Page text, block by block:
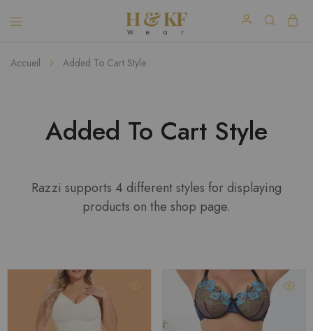
Accueil Added To Cart Style
Added To Cart Style
Razzi supports 4 different styles for displaying
products on the shop page.